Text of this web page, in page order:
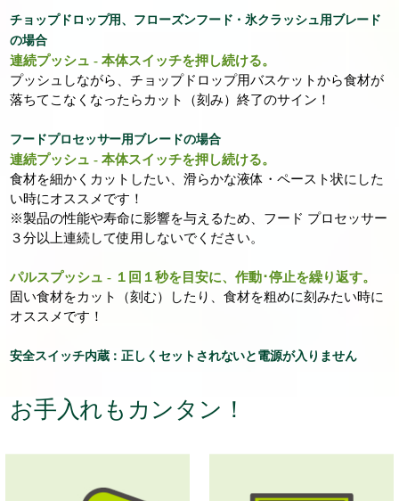
チョップドロップ用、フローズンフード・氷クラッシュ用ブレード
の場合
連続プッシュ - 本体スイッチを押し続ける。
プッシュしながら、チョップドロップ用バスケットから食材が
落ちてこなくなったらカット（刻み）終了のサイン！
フードプロセッサー用ブレードの場合
連続プッシュ - 本体スイッチを押し続ける。
食材を細かくカットしたい、滑らかな液体・ペースト状にした
い時にオススメです！
※製品の性能や寿命に影響を与えるため、フード プロセッサー
３分以上連続して使用しないでください。
パルスプッシュ - １回１秒を目安に、作動･停止を繰り返す。
固い食材をカット（刻む）したり、食材を粗めに刻みたい時に
オススメです！
安全スイッチ内蔵：正しくセットされないと電源が入りません
お手入れもカンタン！